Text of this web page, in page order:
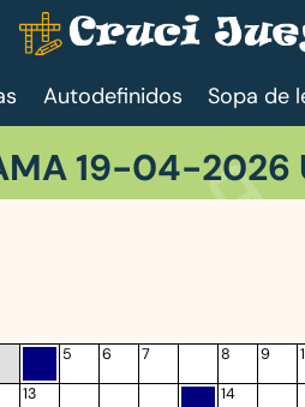
Autodefinidos Sopa de
19-04-2026
5 6 7 8 9
13 14